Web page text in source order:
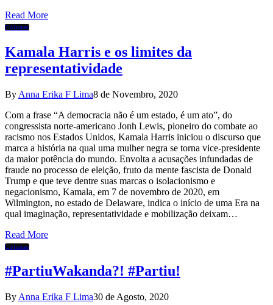
Read More
Colunas
Kamala Harris e os limites da
representatividade
By Anna Erika F Lima8 de Novembro, 2020
Com a frase “A democracia não é um estado, é um ato”, do
congressista norte-americano Jonh Lewis, pioneiro do combate ao
racismo nos Estados Unidos, Kamala Harris iniciou o discurso que
marca a história na qual uma mulher negra se torna vice-presidente
da maior potência do mundo. Envolta a acusações infundadas de
fraude no processo de eleição, fruto da mente fascista de Donald
Trump e que teve dentre suas marcas o isolacionismo e
negacionismo, Kamala, em 7 de novembro de 2020, em
Wilmington, no estado de Delaware, indica o início de uma Era na
qual imaginação, representatividade e mobilização deixam…
Read More
Colunas
#PartiuWakanda?! #Partiu!
By Anna Erika F Lima30 de Agosto, 2020